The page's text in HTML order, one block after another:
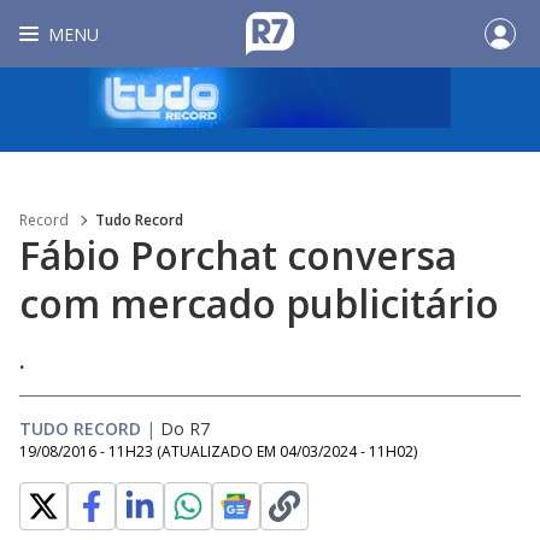
MENU
Record Tudo Record
Fábio Porchat conversa
com mercado publicitário
.
TUDO RECORD | Do R7
19/08/2016 - 11H23 (ATUALIZADO EM 04/03/2024 - 11H02)